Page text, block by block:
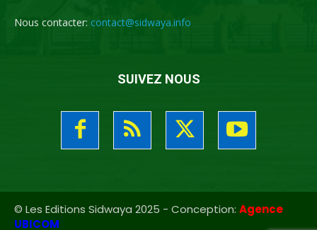
Nous contacter: contact@sidwaya.info
SUIVEZ NOUS
© Les Editions Sidwaya 2025 - Conception: Agence
UBICOM